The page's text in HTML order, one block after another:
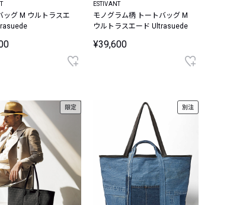
ッグ M ウルトラスエ
ESTIVANT
モノグラム柄 トートバッグ M
ウルトラスエード Ultrasuede
¥39,600
限定 別注